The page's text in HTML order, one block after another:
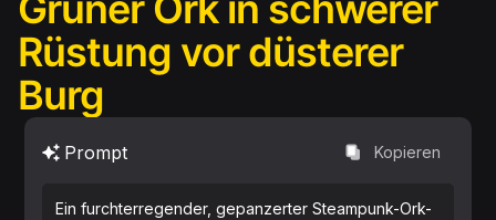
Rüstung vor düsterer
Burg
Prompt Kopieren
Ein furchterregender, gepanzerter Steampunk-Ork-